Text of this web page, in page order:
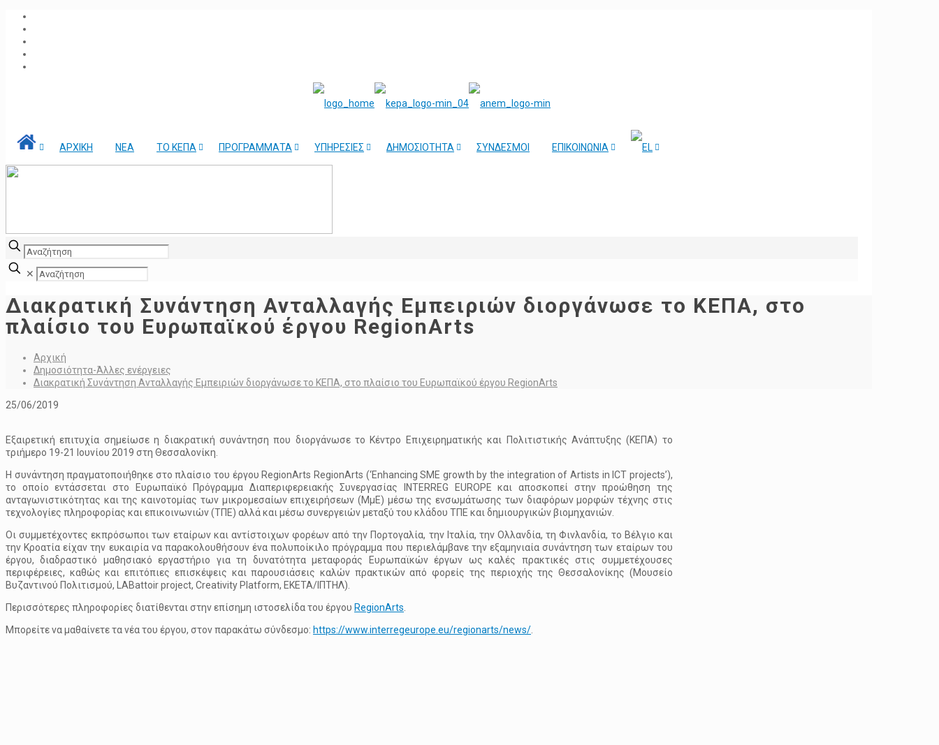
ΑΡΧΙΚΗ ΝΕΑ ΤΟ ΚΕΠΑ ΠΡΟΓΡΑΜΜΑΤΑ ΥΠΗΡΕΣΙΕΣ ΔΗΜΟΣΙΟΤΗΤΑ ΣΥΝΔΕΣΜΟΙ ΕΠΙΚΟΙΝΩΝΙΑ
✕
Διακρατική Συνάντηση Ανταλλαγής Εμπειριών διοργάνωσε το ΚΕΠΑ, στο
πλαίσιο του Ευρωπαϊκού έργου RegionArts
Αρχική
Δημοσιότητα-Άλλες ενέργειες
Διακρατική Συνάντηση Ανταλλαγής Εμπειριών διοργάνωσε το ΚΕΠΑ, στο πλαίσιο του Ευρωπαϊκού έργου RegionArts
25/06/2019
Εξαιρετική επιτυχία σημείωσε η διακρατική συνάντηση που διοργάνωσε το Κέντρο Επιχειρηματικής και Πολιτιστικής Ανάπτυξης (ΚΕΠΑ) το
τριήμερο 19-21 Ιουνίου 2019 στη Θεσσαλονίκη.
Η συνάντηση πραγματοποιήθηκε στο πλαίσιο του έργου RegionArts RegionArts (‘Enhancing SME growth by the integration of Artists in ICT projects’),
το οποίο εντάσσεται στο Ευρωπαϊκό Πρόγραμμα Διαπεριφερειακής Συνεργασίας INTERREG EUROPE και αποσκοπεί στην προώθηση της
ανταγωνιστικότητας και της καινοτομίας των μικρομεσαίων επιχειρήσεων (ΜμΕ) μέσω της ενσωμάτωσης των διαφόρων μορφών τέχνης στις
τεχνολογίες πληροφορίας και επικοινωνιών (ΤΠΕ) αλλά και μέσω συνεργειών μεταξύ του κλάδου ΤΠΕ και δημιουργικών βιομηχανιών.
Οι συμμετέχοντες εκπρόσωποι των εταίρων και αντίστοιχων φορέων από την Πορτογαλία, την Ιταλία, την Ολλανδία, τη Φινλανδία, το Βέλγιο και
την Κροατία είχαν την ευκαιρία να παρακολουθήσουν ένα πολυποίκιλο πρόγραμμα που περιελάμβανε την εξαμηνιαία συνάντηση των εταίρων του
έργου, διαδραστικό μαθησιακό εργαστήριο για τη δυνατότητα μεταφοράς Ευρωπαϊκών έργων ως καλές πρακτικές στις συμμετέχουσες
περιφέρειες, καθώς και επιτόπιες επισκέψεις και παρουσιάσεις καλών πρακτικών από φορείς της περιοχής της Θεσσαλονίκης (Μουσείο
Βυζαντινού Πολιτισμού, LABattoir project, Creativity Platform, ΕΚΕΤΑ/ΙΠΤΗΛ).
Περισσότερες πληροφορίες διατίθενται στην επίσημη ιστοσελίδα του έργου RegionArts
Μπορείτε να μαθαίνετε τα νέα του έργου, στον παρακάτω σύνδεσμο: https://www.interregeurope.eu/regionarts/news/